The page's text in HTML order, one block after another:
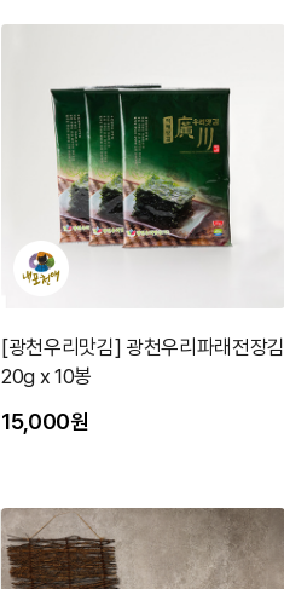
[광천우리맛김] 광천우리파래전장김
20g x 10봉
15,000원